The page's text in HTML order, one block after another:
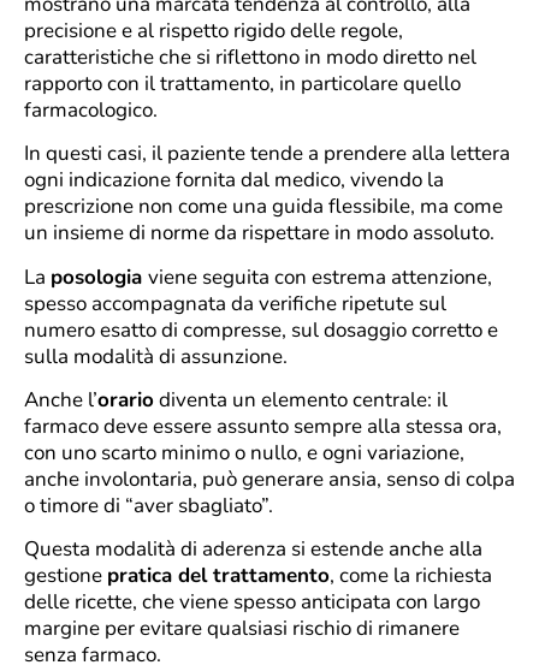
precisione e al rispetto rigido delle regole,
caratteristiche che si riflettono in modo diretto nel
rapporto con il trattamento, in particolare quello
farmacologico.
In questi casi, il paziente tende a prendere alla lettera
ogni indicazione fornita dal medico, vivendo la
prescrizione non come una guida flessibile, ma come
un insieme di norme da rispettare in modo assoluto.
La posologia viene seguita con estrema attenzione,
spesso accompagnata da verifiche ripetute sul
numero esatto di compresse, sul dosaggio corretto e
sulla modalità di assunzione.
Anche l’orariodiventa un elemento centrale: il
farmaco deve essere assunto sempre alla stessa ora,
con uno scarto minimo o nullo, e ogni variazione,
anche involontaria, può generare ansia, senso di colpa
o timore di “aver sbagliato”.
Questa modalità di aderenza si estende anche alla
gestione pratica del trattamento, come la richiesta
delle ricette, che viene spesso anticipata con largo
margine per evitare qualsiasi rischio di rimanere
senza farmaco.